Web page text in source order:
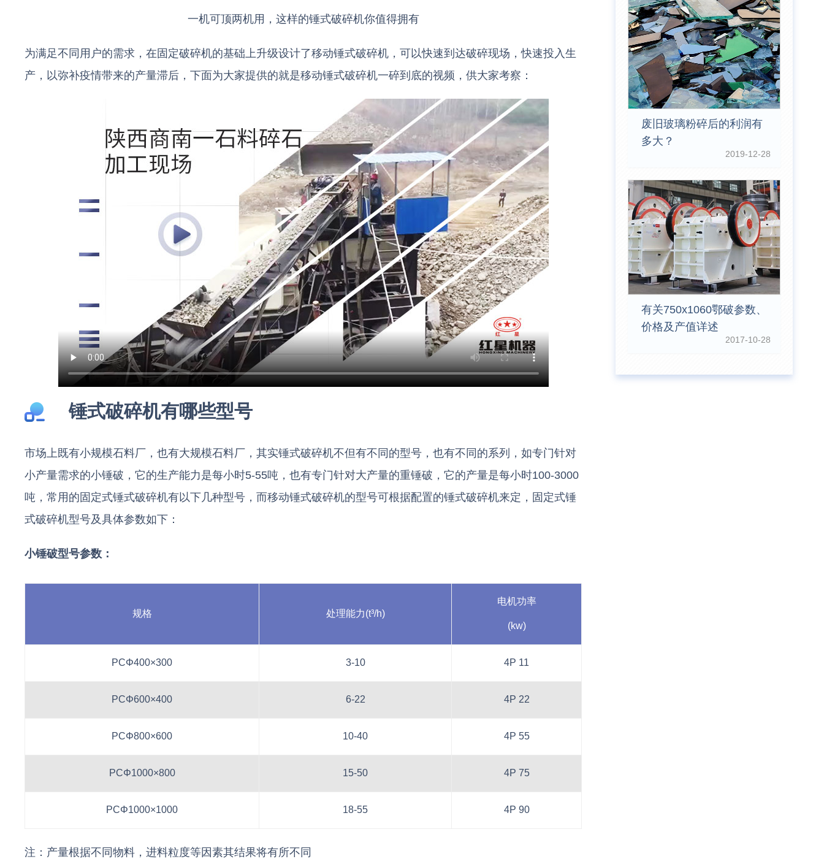
一机可顶两机用，这样的锤式破碎机你值得拥有
为满足不同用户的需求，在固定破碎机的基础上升级设计了移动锤式破碎机，可以快速到达破碎现场，快速投入生
产，以弥补疫情带来的产量滞后，下面为大家提供的就是移动锤式破碎机一碎到底的视频，供大家考察：
锤式破碎机有哪些型号
市场上既有小规模石料厂，也有大规模石料厂，其实锤式破碎机不但有不同的型号，也有不同的系列，如专门针对
小产量需求的小锤破，它的生产能力是每小时5-55吨，也有专门针对大产量的重锤破，它的产量是每小时100-3000
吨，常用的固定式锤式破碎机有以下几种型号，而移动锤式破碎机的型号可根据配置的锤式破碎机来定，固定式锤
式破碎机型号及具体参数如下：
小锤破型号参数：
规格 处理能力(t³/h)
电机功率
(kw)
PCΦ400×300 3-10 4P 11
PCΦ600×400 6-22 4P 22
PCΦ800×600 10-40 4P 55
PCΦ1000×800 15-50 4P 75
PCΦ1000×1000 18-55 4P 90
注：产量根据不同物料，进料粒度等因素其结果将有所不同
废旧玻璃粉碎后的利润有
多大？
2019-12-28
有关750x1060鄂破参数、
价格及产值详述
2017-10-28